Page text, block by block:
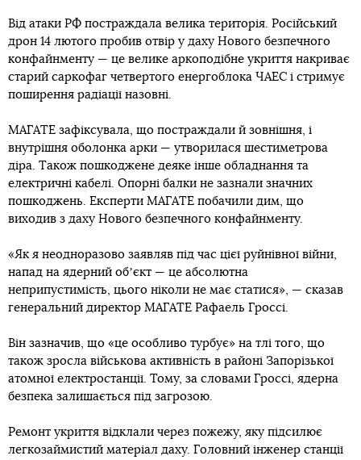
Від атаки РФ постраждала велика територія. Російський
дрон 14 лютого пробив отвір у даху Нового безпечного
конфайнменту — це велике аркоподібне укриття накриває
старий саркофаг четвертого енергоблока ЧАЕС і стримує
поширення радіації назовні.
МАГАТЕ зафіксувала, що постраждали й зовнішня, і
внутрішня оболонка арки — утворилася шестиметрова
діра. Також пошкоджене деяке інше обладнання та
електричні кабелі. Опорні балки не зазнали значних
пошкоджень. Експерти МАГАТЕ побачили дим, що
виходив з даху Нового безпечного конфайнменту.
«Як я неодноразово заявляв під час цієї руйнівної війни,
напад на ядерний обʼєкт — це абсолютна
неприпустимість, цього ніколи не має статися», — сказав
генеральний директор МАГАТЕ Рафаель Гроссі.
Він зазначив, що «це особливо турбує» на тлі того, що
також зросла військова активність в районі Запорізької
атомної електростанції. Тому, за словами Гроссі, ядерна
безпека залишається під загрозою.
Ремонт укриття відклали через пожежу, яку підсилює
легкозаймистий матеріал даху. Головний інженер станції